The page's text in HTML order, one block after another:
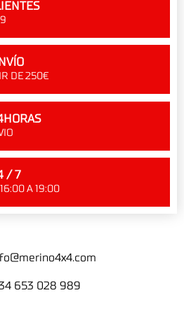
DE 250€
/ 7
A 19:00
653 028 989